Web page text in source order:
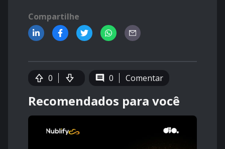
Compartilhe
0 0 Comentar
Recomendados para você